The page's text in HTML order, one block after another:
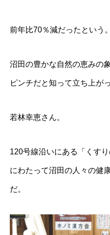
前年比70％減だったという。
沼田の豊かな自然の恵みの
ピンチだと知って立ち上が
若林幸恵さん。
120号線沿いにある「くす
にわたって沼田の人々の健
だ。